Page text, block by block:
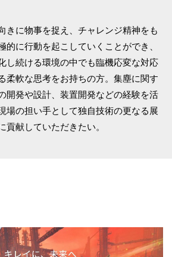
きに物事を捉え、チャレンジ精神をも
的に行動を起こしていくことができ、
し続ける環境の中でも臨機応変な対応
柔軟な思考をお持ちの方。集塵に関す
開発や設計、装置開発などの経験を活
場の担い手として独自技術の更なる展
貢献していただきたい。